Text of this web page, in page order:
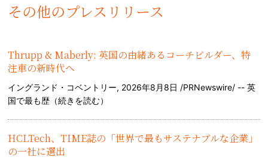
その他のプレスリリース
Thrupp & Maberly: 英国の由緒あるコーチビルダー、特
注車の新時代へ
イングランド・コベントリー, 2026年8月8日 /PRNewswire/ -- 英
国で最も歴（続きを読む）
HCLTech、TIME誌の「世界で最もサステナブルな企業」
の一社に選出